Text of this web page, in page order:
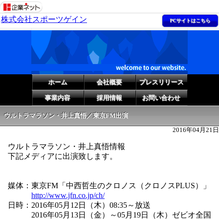
株式会社スポーツゲイン PCサイトはこちら
ホーム 会社概要 プレスリリース
事業内容 採用情報 お問い合わせ
ウルトラマラソン・井上真悟／東京FM出演
2016年04月21日
ウルトラマラソン・井上真悟情報
下記メディアに出演致します。
媒体：東京FM「中西哲生のクロノス（クロノスPLUS）」
http://www.jfn.co.jp/ch/
日時：2016年05月12日（木）08:35～放送
2016年05月13日（金）～05月19日（木）ゼビオ全国